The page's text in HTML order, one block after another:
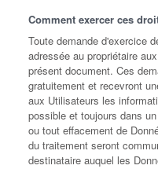
Comment exercer ces
Toute demande d'exercice
adressée au propriétaire
présent document. Ces
gratuitement et recevront
aux Utilisateurs les
possible et toujours dans
ou tout effacement de
du traitement seront
destinataire auquel les